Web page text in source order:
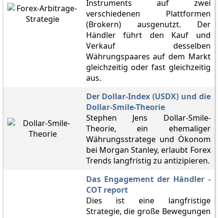
Instruments auf zwei
verschiedenen Plattformen
(Brokern) ausgenutzt. Der
Händler führt den Kauf und
Verkauf desselben
Währungspaares auf dem Markt
gleichzeitig oder fast gleichzeitig
aus.
Der Dollar-Index (USDX) und die
Dollar-Smile-Theorie
Stephen Jens Dollar-Smile-
Theorie, ein ehemaliger
Währungsstratege und Ökonom
bei Morgan Stanley, erlaubt Forex
Trends langfristig zu antizipieren.
Das Engagement der Händler -
COT report
Dies ist eine langfristige
Strategie, die große Bewegungen